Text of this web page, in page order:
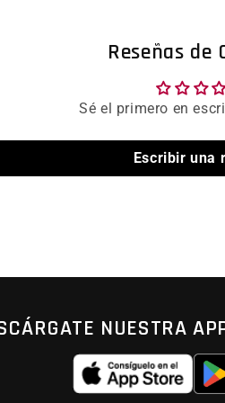
Reseñas de
Sé el primero en
Escribir una
NUESTRA